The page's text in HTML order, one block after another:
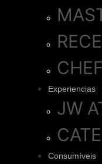
Experiencias
JW
Consumíveis